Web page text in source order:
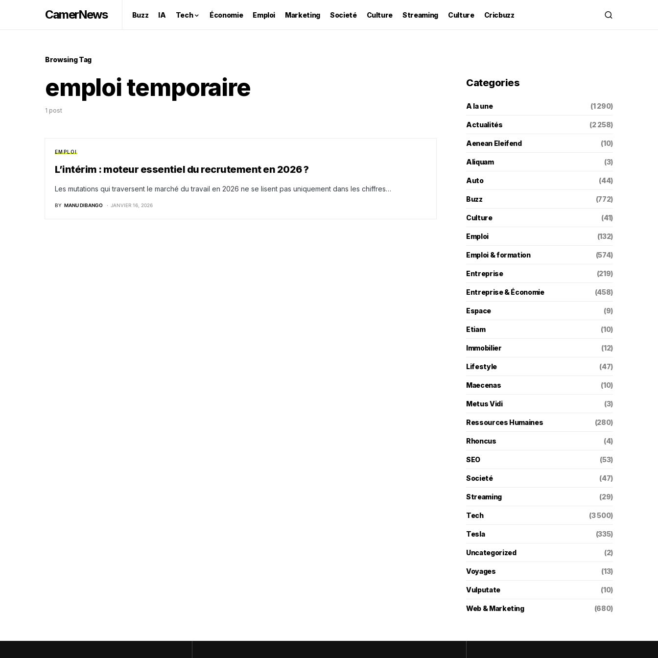
CamerNews Buzz IA Tech Économie Emploi Marketing Societé Culture Streaming Culture Cricbuzz
Browsing Tag
emploi temporaire
1 post
EMPLOI
L’intérim : moteur essentiel du recrutement en 2026 ?
Les mutations qui traversent le marché du travail en 2026 ne se lisent pas uniquement dans les chiffres…
BY MANU DIBANGO JANVIER 16, 2026
Categories
A la une (1 290)
Actualités (2 258)
Aenean Eleifend (10)
Aliquam (3)
Auto (44)
Buzz (772)
Culture (41)
Emploi (132)
Emploi & formation (574)
Entreprise (219)
Entreprise & Économie (458)
Espace (9)
Etiam (10)
Immobilier (12)
Lifestyle (47)
Maecenas (10)
Metus Vidi (3)
Ressources Humaines (280)
Rhoncus (4)
SEO (53)
Societé (47)
Streaming (29)
Tech (3 500)
Tesla (335)
Uncategorized (2)
Voyages (13)
Vulputate (10)
Web & Marketing (680)